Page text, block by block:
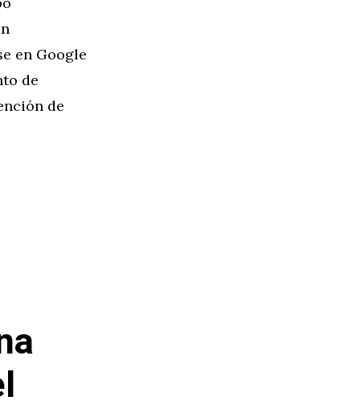
en Google
de
de